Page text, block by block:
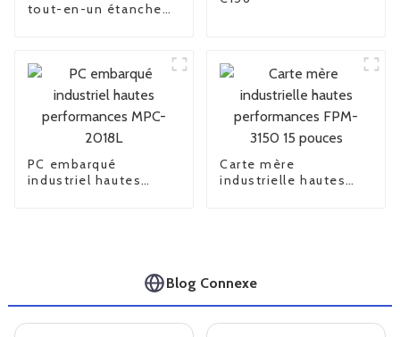
tout-en-un étanche
PC embarqué
industriel hautes
Carte mère
industrielle hautes
Blog Connexe